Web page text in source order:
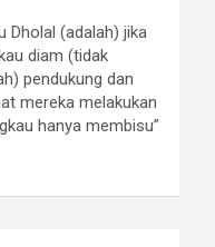
Dholal (adalah) jika
diam (tidak
pendukung dan
mereka melakukan
hanya membisu”